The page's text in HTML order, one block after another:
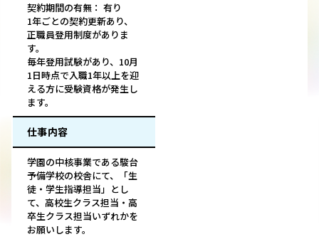
契約期間の有無： 有り
1年ごとの契約更新あり、
正職員登用制度がありま
す。
毎年登用試験があり、10月
1日時点で入職1年以上を迎
える方に受験資格が発生し
ます。
仕事内容
学園の中核事業である駿台
予備学校の校舎にて、「生
徒・学生指導担当」とし
て、高校生クラス担当・高
卒生クラス担当いずれかを
お願いします。